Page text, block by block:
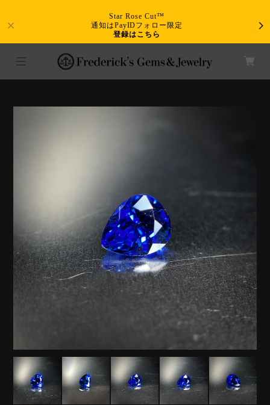
Star Rose Cut™
通知はPayIDフォロー限定
登録はこちら